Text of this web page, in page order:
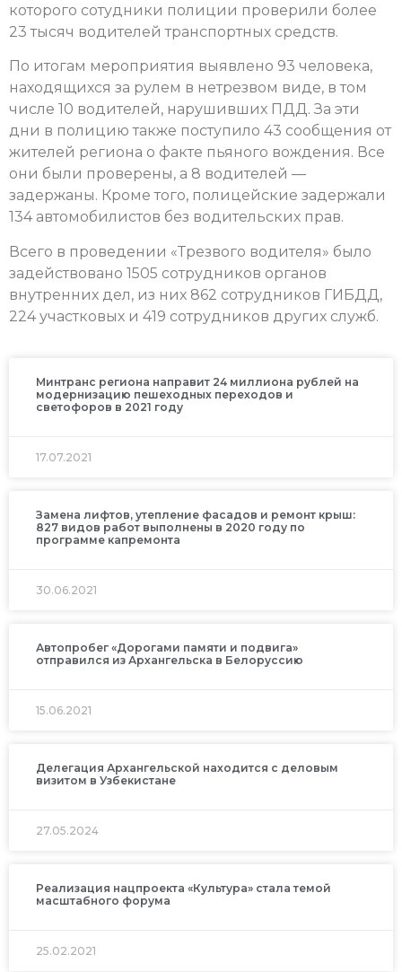
которого сотудники полиции проверили более
23 тысяч водителей транспортных средств.
По итогам мероприятия выявлено 93 человека,
находящихся за рулем в нетрезвом виде, в том
числе 10 водителей, нарушивших ПДД. За эти
дни в полицию также поступило 43 сообщения от
жителей региона о факте пьяного вождения. Все
они были проверены, а 8 водителей —
задержаны. Кроме того, полицейские задержали
134 автомобилистов без водительских прав.
Всего в проведении «Трезвого водителя» было
задействовано 1505 сотрудников органов
внутренних дел, из них 862 сотрудников ГИБДД,
224 участковых и 419 сотрудников других служб.
Минтранс региона направит 24 миллиона рублей на
модернизацию пешеходных переходов и
светофоров в 2021 году
17.07.2021
Замена лифтов, утепление фасадов и ремонт крыш:
827 видов работ выполнены в 2020 году по
программе капремонта
30.06.2021
Автопробег «Дорогами памяти и подвига»
отправился из Архангельска в Белоруссию
15.06.2021
Делегация Архангельской находится с деловым
визитом в Узбекистане
27.05.2024
Реализация нацпроекта «Культура» стала темой
масштабного форума
25.02.2021